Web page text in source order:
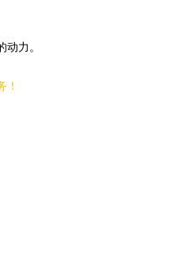
力。
！